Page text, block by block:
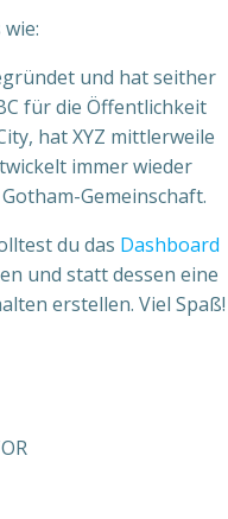
und hat seither
für die Öffentlichkeit
hat XYZ mittlerweile
immer wieder
Gemeinschaft.
du das Dashboard
und statt dessen eine
erstellen. Viel Spaß!